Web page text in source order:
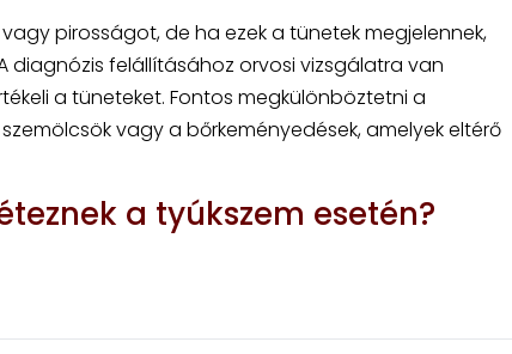
pirosságot, de ha ezek a tünetek megjelennek,
diagnózis felállításához orvosi vizsgálatra van
a tüneteket. Fontos megkülönböztetni a
vagy a bőrkeményedések, amelyek eltérő
a tyúkszem esetén?